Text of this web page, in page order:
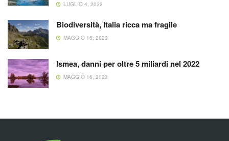
LUGLIO 4, 2023
Biodiversità, Italia ricca ma fragile
MAGGIO 16, 2023
Ismea, danni per oltre 5 miliardi nel 2022
MAGGIO 16, 2023